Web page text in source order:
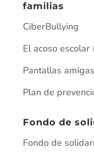
familias
CiberBullying
El acoso escolar
Pantallas amigas
Plan de
Fondo de
Fondo de